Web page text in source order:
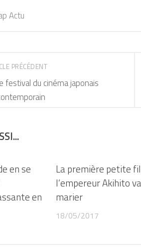
Actu
PRÉCÉDENT
festival du cinéma japonais
en se
en
La première petite
l’empereur Akihito
marier
18/05/2017